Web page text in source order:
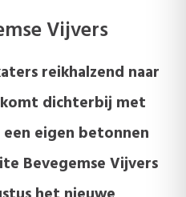
Vijvers
reikhalzend naar
dichterbij met
eigen betonnen
Bevegemse Vijvers